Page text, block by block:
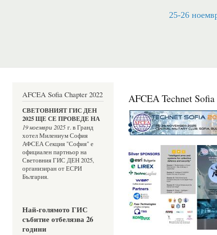
25-26
AFCEA Sofia Chapter 2022
СВЕТОВНИЯТ ГИС ДЕН
2025 ЩЕ СЕ ПРОВЕДЕ НА
19 ноември 2025 г. в Гранд
хотел Милениум София
АФСЕА Секция "София" е
официален партньор на
Световния ГИС ДЕН 2025,
организиран от ЕСРИ
България.
Най-голямото ГИС
събитие отбелязва 26
години
AFCEA Technet